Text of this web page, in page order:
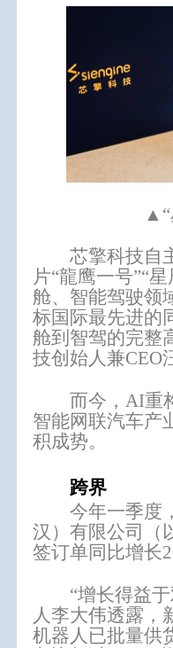
▲“
芯擎科技自
片“龍鹰一号”“
舱、智能驾驶领
标国际最先进的
舱到智驾的完整
技创始人兼CEO
而今，AI重
智能网联汽车产
积成势。
跨界
今年一季度
汉）有限公司（
签订单同比增长
“增长得益
人李大伟透露，
机器人已批量供